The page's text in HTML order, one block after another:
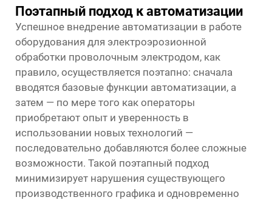
Поэтапный подход к автоматизации
Успешное внедрение автоматизации в работе
оборудования для электроэрозионной
обработки проволочным электродом, как
правило, осуществляется поэтапно: сначала
вводятся базовые функции автоматизации, а
затем — по мере того как операторы
приобретают опыт и уверенность в
использовании новых технологий —
последовательно добавляются более сложные
возможности. Такой поэтапный подход
минимизирует нарушения существующего
производственного графика и одновременно